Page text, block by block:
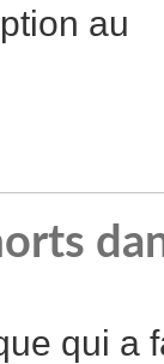
au
qui a